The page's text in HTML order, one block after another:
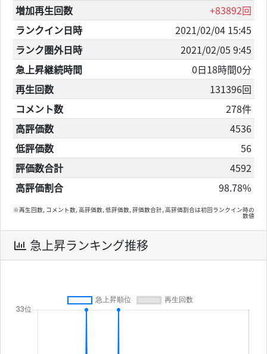
増加再生回数
+83892回
ランクイン日時
2021/02/04 15:45
ランク圏外日時
2021/02/05 9:45
急上昇継続時間
0日18時間0分
再生回数
131396回
コメント数
278件
高評価数
4536
低評価数
56
評価数合計
4592
高評価割合
98.78%
※再生回数, コメント数, 高評価数, 低評価数, 評価数合計, 高評価割合は初回ランクイン時の
数値
急上昇ランキング推移